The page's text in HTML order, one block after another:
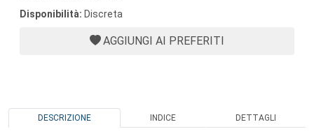
Disponibilità: Discreta
AGGIUNGI AI PREFERITI
DESCRIZIONE INDICE DETTAGLI